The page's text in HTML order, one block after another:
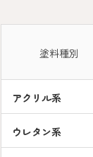
塗料種別
アクリル系
ウレタン系